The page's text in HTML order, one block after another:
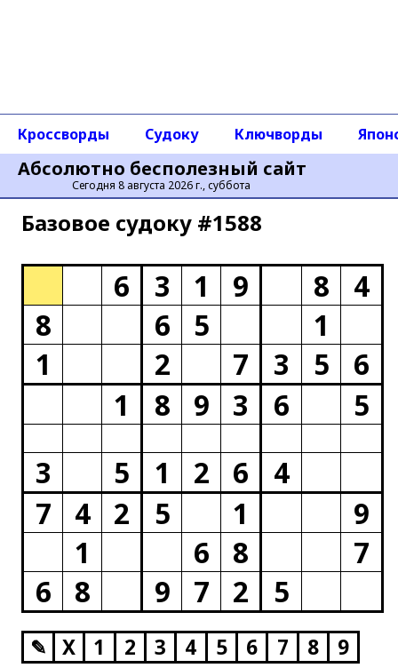
Абсолютно бесполезный сайт
Сегодня 8 августа 2026 г., суббота
Кроссворды Судоку Ключворды
Базовое cудоку #1588
6 3 1 9 8
4
8
6 5
1
1
2 7 3 5
6
1
8 9 3 6
5
3
5 1 2 6
4
7
4 2 5 1
9
1
6 8
7
6
8 9 7 2 5
✎ X 1 2 3 4 5 6 7 8 9